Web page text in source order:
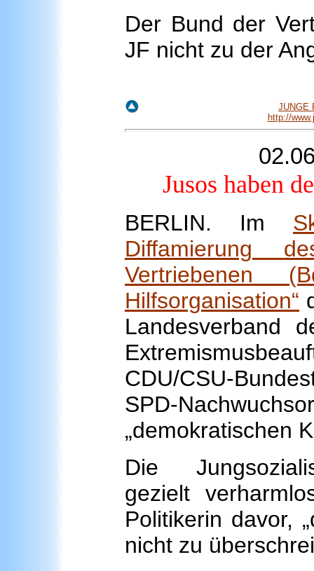
Der Bund der
JF nicht zu der
JUNGE
http://
Jusos haben
BERLIN. Im
Diffamierung
Vertriebenen
Hilfsorganisation“
Landesverband
CDU/CSU-
SPD-
„demokratischen
Die
gezielt
Politikerin davor,
nicht zu